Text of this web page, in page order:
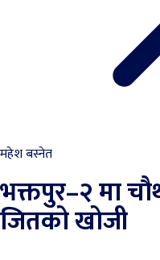
महेश बस्नेत
भक्तपुर–२ मा
जितको खोजी